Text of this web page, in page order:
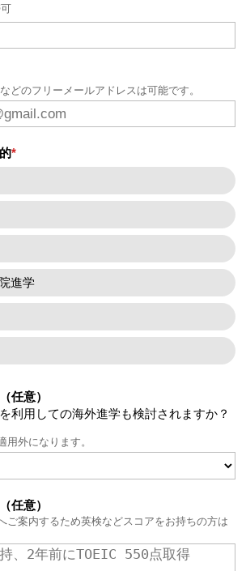
どのフリーメールアドレスは可能です。
*
進学
任意）
利用しての海外進学も検討されますか？
外になります。
任意）
ご案内するため英検などスコアをお持ちの方は